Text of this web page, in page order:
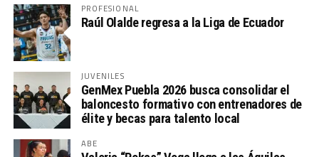
PROFESIONAL
Raúl Olalde regresa a la Liga de Ecuador
JUVENILES
GenMex Puebla 2026 busca consolidar el
baloncesto formativo con entrenadores de
élite y becas para talento local
ABE